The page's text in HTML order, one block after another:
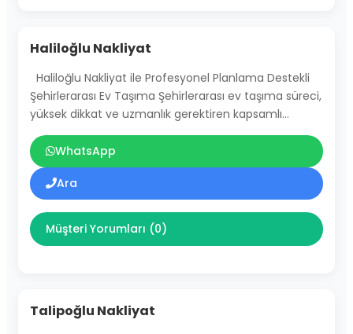
Haliloğlu Nakliyat
Haliloğlu Nakliyat ile Profesyonel Planlama Destekli
Şehirlerarası Ev Taşıma Şehirlerarası ev taşıma süreci,
yüksek dikkat ve uzmanlık gerektiren kapsamlı…
WhatsApp
Ara
Müşteri Yorumları (0)
Talipoğlu Nakliyat